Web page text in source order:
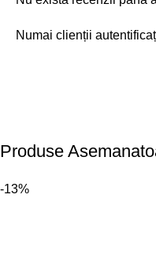
Numai clienții
Produse
-13%